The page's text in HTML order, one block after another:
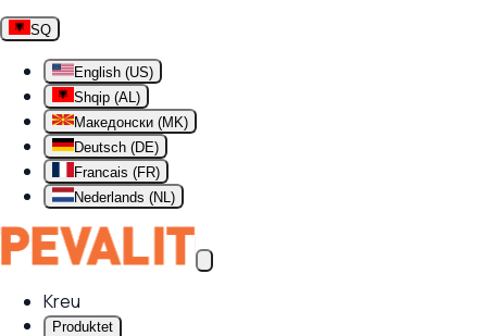
SQ
English (US)
Shqip (AL)
Македонски (MK)
Deutsch (DE)
Francais (FR)
Nederlands (NL)
Kreu
Produktet